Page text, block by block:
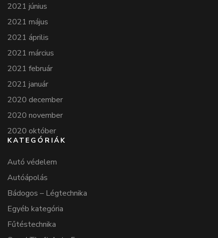
2021 június
2021 május
2021 április
2021 március
2021 február
2021 január
2020 december
2020 november
2020 október
KATEGÓRIÁK
Autó védelem
Autóápolás
Bádogos – Légtechnika
Egyéb kategória
Fűtéstechnika